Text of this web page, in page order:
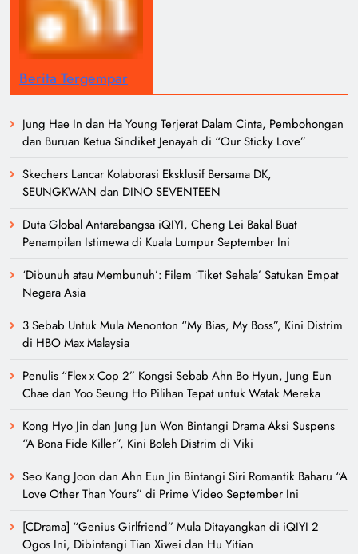
Berita Tergempar
Jung Hae In dan Ha Young Terjerat Dalam Cinta, Pembohongan
dan Buruan Ketua Sindiket Jenayah di “Our Sticky Love”
Skechers Lancar Kolaborasi Eksklusif Bersama DK,
SEUNGKWAN dan DINO SEVENTEEN
Duta Global Antarabangsa iQIYI, Cheng Lei Bakal Buat
Penampilan Istimewa di Kuala Lumpur September Ini
‘Dibunuh atau Membunuh’: Filem ‘Tiket Sehala’ Satukan Empat
Negara Asia
3 Sebab Untuk Mula Menonton “My Bias, My Boss”, Kini Distrim
di HBO Max Malaysia
Penulis “Flex x Cop 2” Kongsi Sebab Ahn Bo Hyun, Jung Eun
Chae dan Yoo Seung Ho Pilihan Tepat untuk Watak Mereka
Kong Hyo Jin dan Jung Jun Won Bintangi Drama Aksi Suspens
“A Bona Fide Killer”, Kini Boleh Distrim di Viki
Seo Kang Joon dan Ahn Eun Jin Bintangi Siri Romantik Baharu “A
Love Other Than Yours” di Prime Video September Ini
[CDrama] “Genius Girlfriend” Mula Ditayangkan di iQIYI 2
Ogos Ini, Dibintangi Tian Xiwei dan Hu Yitian